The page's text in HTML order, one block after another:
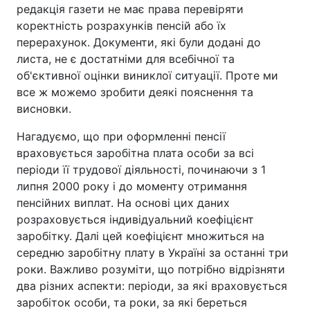
редакція газети не має права перевіряти
коректність розрахунків пенсій або їх
перерахунок. Документи, які були додані до
листа, не є достатніми для всебічної та
об'єктивної оцінки виниклої ситуації. Проте ми
все ж можемо зробити деякі пояснення та
висновки.
Нагадуємо, що при оформленні пенсії
враховується заробітна плата особи за всі
періоди її трудової діяльності, починаючи з 1
липня 2000 року і до моменту отримання
пенсійних виплат. На основі цих даних
розраховується індивідуальний коефіцієнт
заробітку. Далі цей коефіцієнт множиться на
середню заробітну плату в Україні за останні три
роки. Важливо розуміти, що потрібно відрізняти
два різних аспекти: періоди, за які враховується
заробіток особи, та роки, за які береться